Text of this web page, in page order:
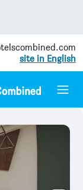
site in English